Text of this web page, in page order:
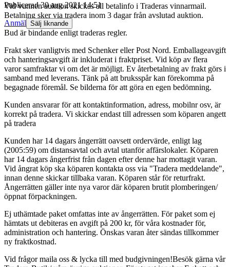
Vid vunnen auktion skickas all betalinfo i Traderas vinnarmail.
Betalning sker via tradera inom 3 dagar från avslutad auktion.
Bud är bindande enligt traderas regler.
Frakt sker vanligtvis med Schenker eller Post Nord. Emballageavgift
och hanteringsavgift är inkluderat i fraktpriset. Vid köp av flera
varor samfraktar vi om det är möjligt. Ev återbetalning av frakt görs i
samband med leverans. Tänk på att bruksspår kan förekomma på
begagnade föremål. Se bilderna för att göra en egen bedömning.
Kunden ansvarar för att kontaktinformation, adress, mobilnr osv, är
korrekt på tradera. Vi skickar endast till adressen som köparen angett
på tradera
Kunden har 14 dagars ångerrätt oavsett ordervärde, enligt lag
(2005:59) om distansavtal och avtal utanför affärslokaler. Köparen
har 14 dagars ångerfrist från dagen efter denne har mottagit varan.
Vid ångrat köp ska köparen kontakta oss via "Tradera meddelande",
innan denne skickar tillbaka varan. Köparen står för returfrakt.
Ångerrätten gäller inte nya varor där köparen brutit plomberingen/
öppnat förpackningen.
Ej uthämtade paket omfattas inte av ångerrätten. För paket som ej
hämtats ut debiteras en avgift på 200 kr, för våra kostnader för,
administration och hantering. Önskas varan åter sändas tillkommer
ny fraktkostnad.
Vid frågor maila oss & lycka till med budgivningen!Besök gärna vår
Publicerad 30 aug 2021 14:51
Anmäl Sälj liknande